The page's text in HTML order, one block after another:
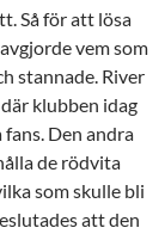
Så för att lösa
vem som
stannade. River
klubben idag
Den andra
de rödvita
som skulle bli
att den